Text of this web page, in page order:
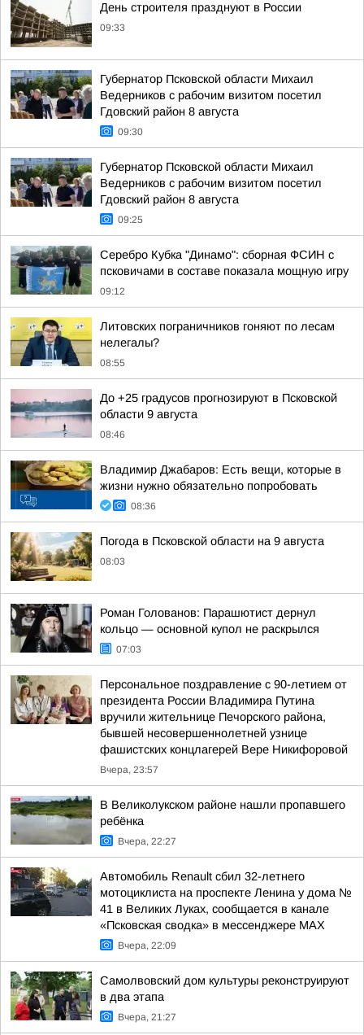
День строителя празднуют в России
09:33
Губернатор Псковской области Михаил
Ведерников с рабочим визитом посетил
Гдовский район 8 августа
09:30
Губернатор Псковской области Михаил
Ведерников с рабочим визитом посетил
Гдовский район 8 августа
09:25
Серебро Кубка "Динамо": сборная ФСИН с
псковичами в составе показала мощную игру
09:12
Литовских пограничников гоняют по лесам
нелегалы?
08:55
До +25 градусов прогнозируют в Псковской
области 9 августа
08:46
Владимир Джабаров: Есть вещи, которые в
жизни нужно обязательно попробовать
08:36
Погода в Псковской области на 9 августа
08:03
Роман Голованов: Парашютист дернул
кольцо — основной купол не раскрылся
07:03
Персональное поздравление с 90-летием от
президента России Владимира Путина
вручили жительнице Печорского района,
бывшей несовершеннолетней узнице
фашистских концлагерей Вере Никифоровой
Вчера, 23:57
В Великолукском районе нашли пропавшего
ребёнка
Вчера, 22:27
Автомобиль Renault сбил 32-летнего
мотоциклиста на проспекте Ленина у дома №
41 в Великих Луках, сообщается в канале
«Псковская сводка» в мессенджере MAX
Вчера, 22:09
Самолвовский дом культуры реконструируют
в два этапа
Вчера, 21:27